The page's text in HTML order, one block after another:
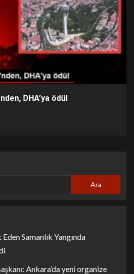
DHA’ya ödül
Ara
Eden Samanlık Yangında
Ankara’da yeni organize